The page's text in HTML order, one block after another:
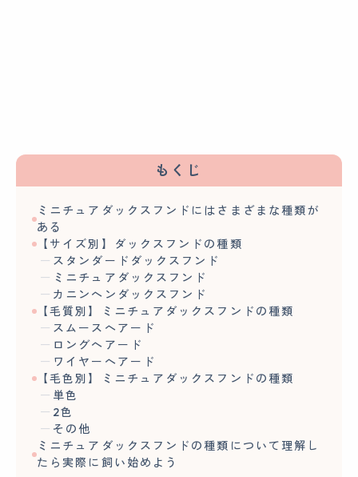
もくじ
ミニチュアダックスフンドにはさまざまな種類が
ある
【サイズ別】ダックスフンドの種類
スタンダードダックスフンド
ミニチュアダックスフンド
カニンヘンダックスフンド
【毛質別】ミニチュアダックスフンドの種類
スムースヘアード
ロングヘアード
ワイヤーヘアード
【毛色別】ミニチュアダックスフンドの種類
単色
2色
その他
ミニチュアダックスフンドの種類について理解し
たら実際に飼い始めよう